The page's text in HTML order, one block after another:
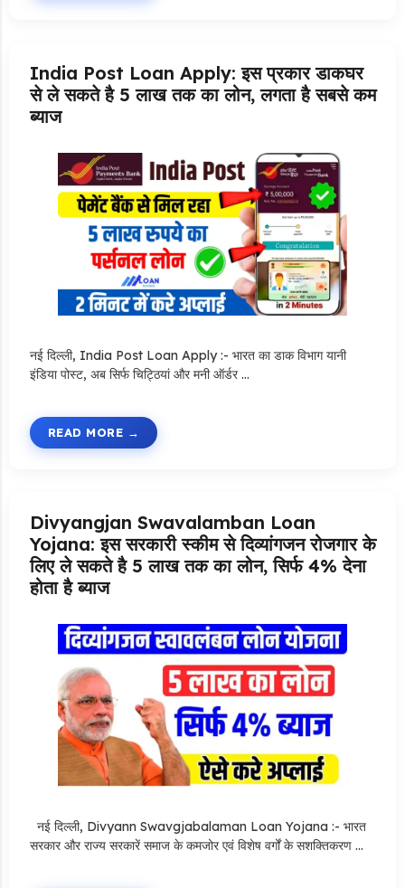
India Post Loan Apply: इस प्रकार डाकघर
से ले सकते है 5 लाख तक का लोन, लगता है सबसे कम
ब्याज
नई दिल्ली, India Post Loan Apply :- भारत का डाक विभाग यानी
इंडिया पोस्ट, अब सिर्फ चिट्ठियां और मनी ऑर्डर …
READ MORE
Divyangjan Swavalamban Loan
Yojana: इस सरकारी स्कीम से दिव्यांगजन रोजगार के
लिए ले सकते है 5 लाख तक का लोन, सिर्फ 4% देना
होता है ब्याज
नई दिल्ली, Divyann Swavgjabalaman Loan Yojana :- भारत
सरकार और राज्य सरकारें समाज के कमजोर एवं विशेष वर्गों के सशक्तिकरण …